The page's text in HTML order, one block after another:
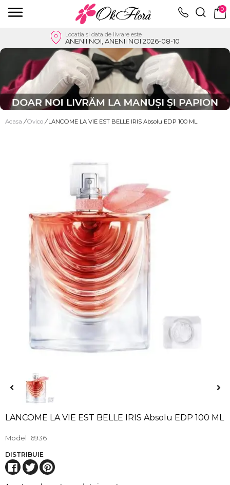
0
Locatia si data de livrare este
ANENII NOI, ANENII NOI 2026-08-10
Acasa / Ovico / LANCOME LA VIE EST BELLE IRIS Absolu EDP 100 ML
LANCOME LA VIE EST BELLE IRIS Absolu EDP 100 ML
Model 6936
DISTRIBUIE